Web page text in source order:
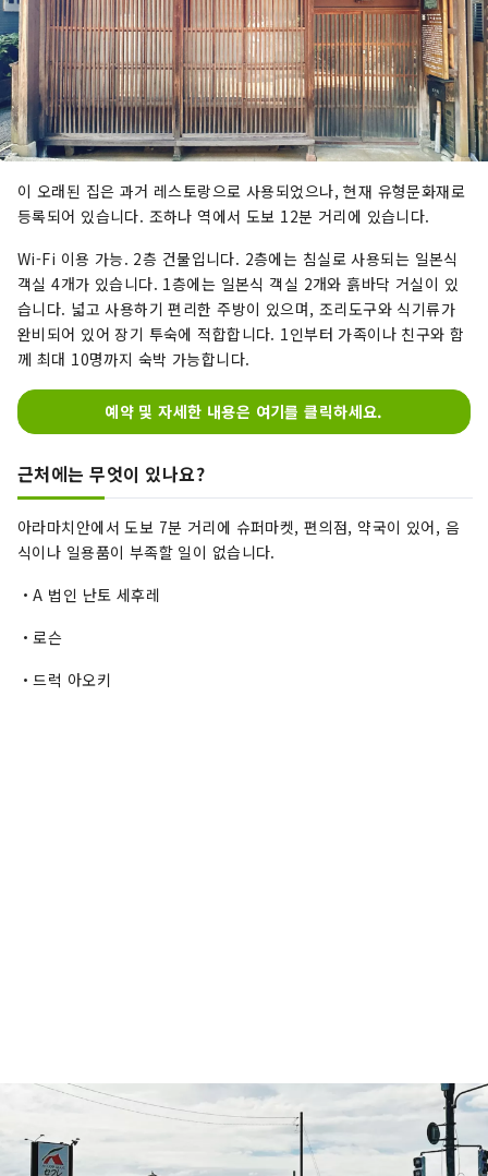
이 오래된 집은 과거 레스토랑으로 사용되었으나, 현재 유형문화재로
등록되어 있습니다. 조하나 역에서 도보 12분 거리에 있습니다.
Wi-Fi 이용 가능. 2층 건물입니다. 2층에는 침실로 사용되는 일본식
객실 4개가 있습니다. 1층에는 일본식 객실 2개와 흙바닥 거실이 있
습니다. 넓고 사용하기 편리한 주방이 있으며, 조리도구와 식기류가
완비되어 있어 장기 투숙에 적합합니다. 1인부터 가족이나 친구와 함
께 최대 10명까지 숙박 가능합니다.
예약 및 자세한 내용은 여기를 클릭하세요.
근처에는 무엇이 있나요?
아라마치안에서 도보 7분 거리에 슈퍼마켓, 편의점, 약국이 있어, 음
식이나 일용품이 부족할 일이 없습니다.
・A 법인 난토 세후레
・로슨
・드럭 아오키